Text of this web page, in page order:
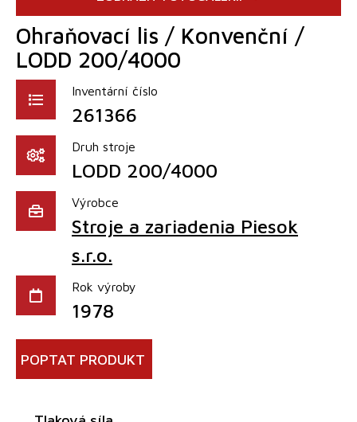
Ohraňovací lis / Konvenční /
LODD 200/4000
Inventární číslo
261366
Druh stroje
LODD 200/4000
Výrobce
Stroje a zariadenia Piesok
s.r.o.
Rok výroby
1978
POPTAT PRODUKT